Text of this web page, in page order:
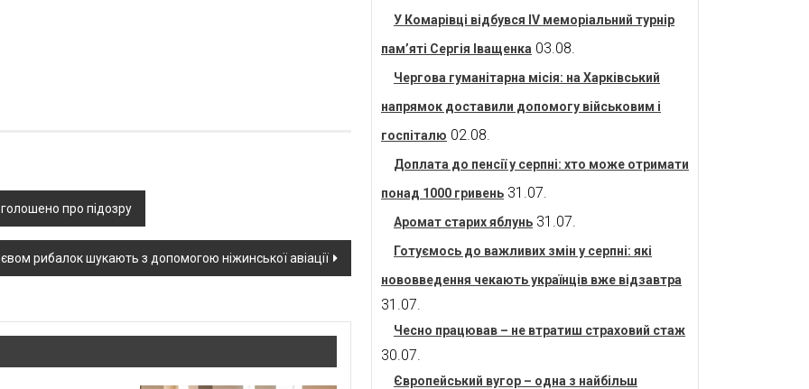
про підозру
рибалок шукають з допомогою ніжинської авіації
У Комарівці відбувся IV меморіальний турнір
пам’яті Сергія Іващенка 03.08.
Чергова гуманітарна місія: на Харківський
напрямок доставили допомогу військовим і
госпіталю 02.08.
Доплата до пенсії у серпні: хто може отримати
понад 1000 гривень 31.07.
Аромат старих яблунь 31.07.
Готуємось до важливих змін у серпні: які
нововведення чекають українців вже відзавтра
31.07.
Чесно працював – не втратиш страховий стаж
30.07.
Європейський вугор – одна з найбільш